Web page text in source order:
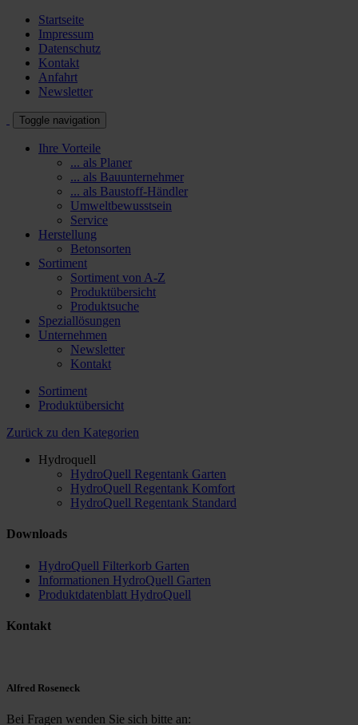
Startseite
Impressum
Datenschutz
Kontakt
Anfahrt
Newsletter
Toggle navigation
Ihre Vorteile
... als Planer
... als Bauunternehmer
... als Baustoff-Händler
Umweltbewusstsein
Service
Herstellung
Betonsorten
Sortiment
Sortiment von A-Z
Produktübersicht
Produktsuche
Speziallösungen
Unternehmen
Newsletter
Kontakt
Sortiment
Produktübersicht
Zurück zu den Kategorien
Hydroquell
HydroQuell Regentank Garten
HydroQuell Regentank Komfort
HydroQuell Regentank Standard
Downloads
HydroQuell Filterkorb Garten
Informationen HydroQuell Garten
Produktdatenblatt HydroQuell
Kontakt
Alfred Roseneck
Bei Fragen wenden Sie sich bitte an: